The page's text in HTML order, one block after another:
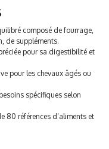
composé de fourrage,
de suppléments.
pour sa digestibilité et
pour les chevaux âgés ou
spécifiques selon
80 références d’aliments et